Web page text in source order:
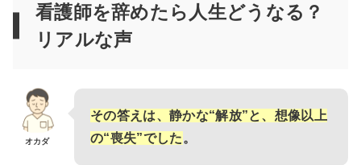
看護師を辞めたら人生どうなる？
リアルな声
オカダ
その答えは、静かな“解放”と、想像以上
の“喪失”でした 。